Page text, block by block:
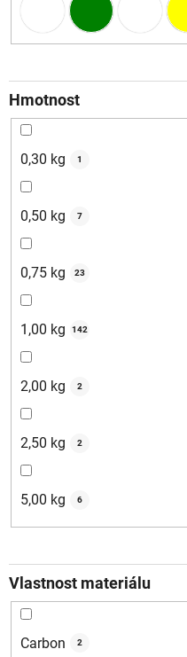
Hmotnost
0,30 kg 1
0,50 kg 7
0,75 kg 23
1,00 kg 142
2,00 kg 2
2,50 kg 2
5,00 kg 6
Vlastnost materiálu
Carbon 2